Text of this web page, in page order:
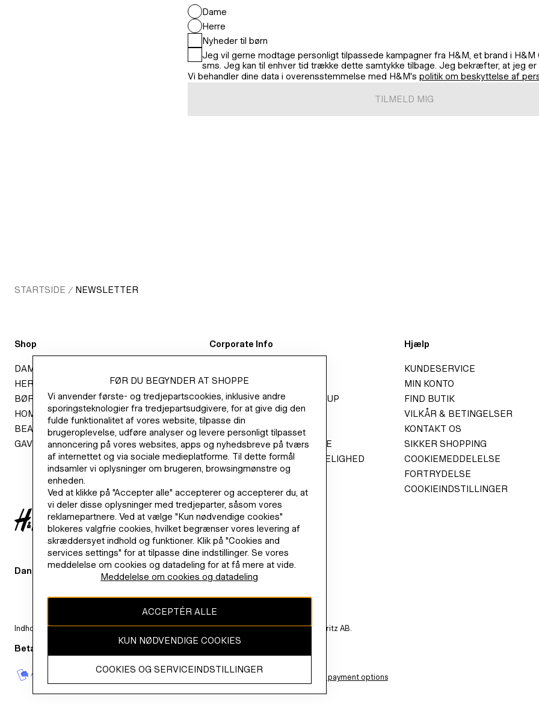
Dame
Herre
Nyheder til børn
Jeg vil gerne modtage personligt tilpassede kampagner fra H&M, et brand i H&M
sms. Jeg kan til enhver tid trække dette samtykke tilbage. Jeg bekræfter, at jeg er
Vi behandler dine data i overensstemmelse med H&M's politik om beskyttelse af
TILMELD MIG
STARTSIDE / NEWSLETTER
Shop
DAME
HERRE
BØRN
HOME
BEAUTY
GAVEKORT
Corporate Info
OM H&M GROUP
SUSTAINABILITY H&M GROUP
PRESS
INVESTOR RELATIONS
CORPORATE GOVERNANCE
ERKLÆRING OM TILGÆNGELIGHED
Hjælp
KUNDESERVICE
MIN KONTO
FIND BUTIK
VILKÅR & BETINGELSER
KONTAKT OS
SIKKER SHOPPING
COOKIEMEDDELELSE
FORTRYDELSE
COOKIEINDSTILLINGER
H&M
Danmark (kr.) SKIFT LAND
Indholdet på dette websted er ophavsretligt beskyttet og tilhører H & M Hennes & Mauritz AB.
Betaling
Mobile
View all payment options
FØR DU BEGYNDER AT SHOPPE
Vi anvender første- og tredjepartscookies, inklusive andre
sporingsteknologier fra tredjepartsudgivere, for at give dig den
fulde funktionalitet af vores website, tilpasse din
brugeroplevelse, udføre analyser og levere personligt tilpasset
annoncering på vores websites, apps og nyhedsbreve på tværs
af internettet og via sociale medieplatforme. Til dette formål
indsamler vi oplysninger om brugeren, browsingmønstre og
enheden.
Ved at klikke på "Accepter alle" accepterer og accepterer du, at
vi deler disse oplysninger med tredjeparter, såsom vores
reklamepartnere. Ved at vælge "Kun nødvendige cookies"
blokeres valgfrie cookies, hvilket begrænser vores levering af
skræddersyet indhold og funktioner. Klik på "Cookies and
services settings" for at tilpasse dine indstillinger. Se vores
meddelelse om cookies og datadeling for at få mere at vide.
Meddelelse om cookies og datadeling
ACCEPTÉR ALLE
KUN NØDVENDIGE COOKIES
COOKIES OG SERVICEINDSTILLINGER